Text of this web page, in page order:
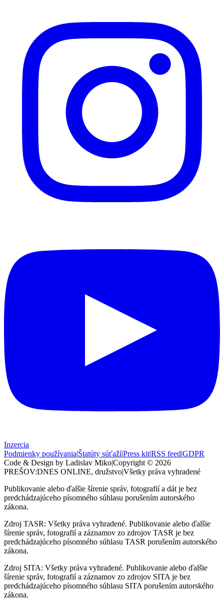
Inzercia
Podmienky používania|Štatúty súťaží|Press kit|RSS feed|GDPR
Code & Design by Ladislav Miko|Copyright © 2026
PREŠOV:DNES ONLINE, družstvo|Všetky práva vyhradené
Publikovanie alebo ďalšie šírenie správ, fotografií a dát je bez
predchádzajúceho písomného súhlasu porušením autorského
zákona.
Zdroj TASR: Všetky práva vyhradené. Publikovanie alebo ďalšie
šírenie správ, fotografií a záznamov zo zdrojov TASR je bez
predchádzajúceho písomného súhlasu TASR porušením autorského
zákona.
Zdroj SITA: Všetky práva vyhradené. Publikovanie alebo ďalšie
šírenie správ, fotografií a záznamov zo zdrojov SITA je bez
predchádzajúceho písomného súhlasu SITA porušením autorského
zákona.